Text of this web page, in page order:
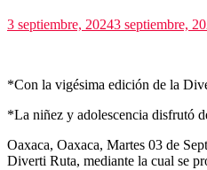
3 septiembre, 20243 septiembre,
*Con la vigésima edición de la
*La niñez y adolescencia disfrutó
Oaxaca, Oaxaca, Martes 03 de
Diverti Ruta, mediante la cual se